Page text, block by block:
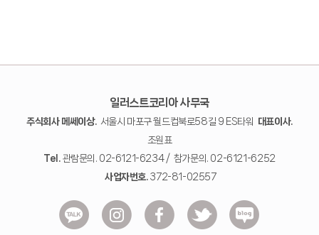
일러스트코리아 사무국
주식회사 메쎄이상.서울시 마포구 월드컵북로58길 9 ES타워
대표이사.
조원표
Tel.관람문의. 02-6121-6234 / 참가문의. 02-6121-6252
사업자번호.372-81-02557